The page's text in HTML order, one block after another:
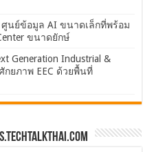
ศูนย์ข้อมูล AI ขนาดเล็กที่พร้อม
ขนาดยักษ์
Generation Industrial &
กยภาพ EEC ด้วยพื้นที่